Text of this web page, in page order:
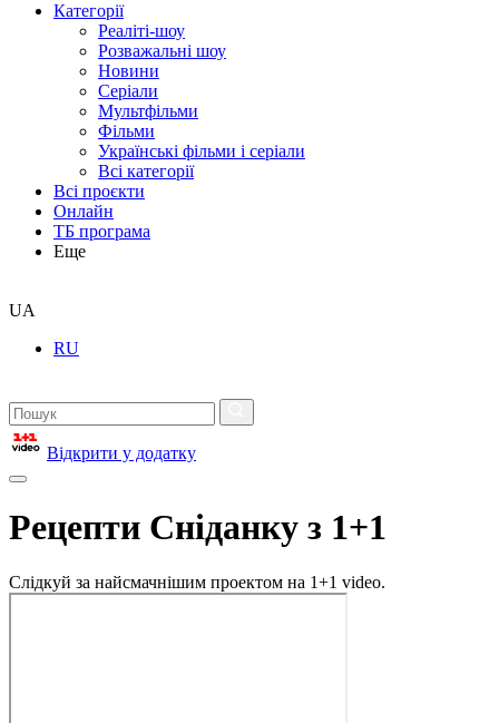
Категорії
Реаліті-шоу
Розважальні шоу
Новини
Серіали
Мультфільми
Фільми
Українські фільми і серіали
Всі категорії
Всі проєкти
Онлайн
ТБ програма
Еще
UA
RU
Відкрити у додатку
Рецепти Сніданку з 1+1
Слідкуй за найсмачнішим проектом на 1+1 video.